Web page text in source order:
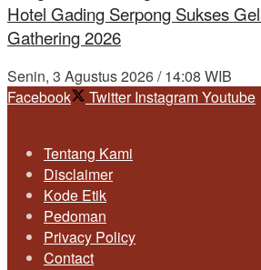
Hotel Gading Serpong Sukses
Gathering 2026
Senin, 3 Agustus 2026 / 14:08 WIB
Facebook
Twitter InstagramYoutube
Tentang Kami
Disclaimer
Kode Etik
Pedoman
Privacy Policy
Contact